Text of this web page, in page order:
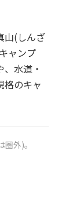
山(しんざ
ャンプ
水道・
格のキャ
外)。